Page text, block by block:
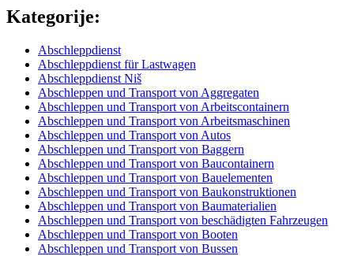
Kategorije:
Abschleppdienst
Abschleppdienst für Lastwagen
Abschleppdienst Niš
Abschleppen und Transport von Aggregaten
Abschleppen und Transport von Arbeitscontainern
Abschleppen und Transport von Arbeitsmaschinen
Abschleppen und Transport von Autos
Abschleppen und Transport von Baggern
Abschleppen und Transport von Baucontainern
Abschleppen und Transport von Bauelementen
Abschleppen und Transport von Baukonstruktionen
Abschleppen und Transport von Baumaterialien
Abschleppen und Transport von beschädigten Fahrzeugen
Abschleppen und Transport von Booten
Abschleppen und Transport von Bussen